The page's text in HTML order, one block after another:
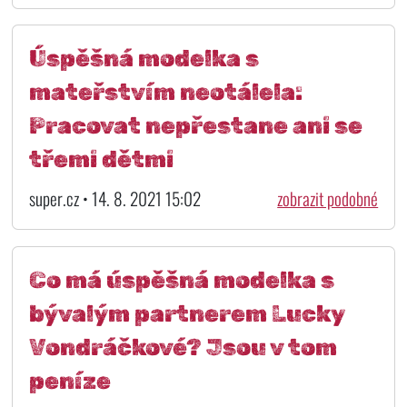
Úspěšná modelka s
mateřstvím neotálela:
Pracovat nepřestane ani se
třemi dětmi
super.cz • 14. 8. 2021 15:02 zobrazit podobné
Co má úspěšná modelka s
bývalým partnerem Lucky
Vondráčkové? Jsou v tom
peníze